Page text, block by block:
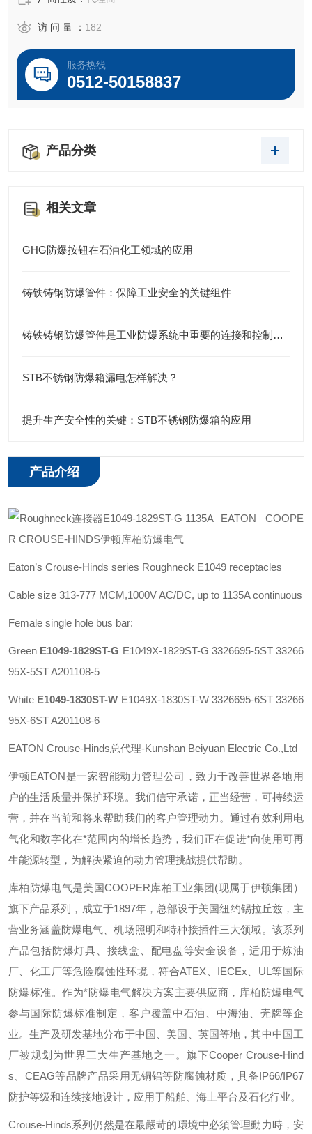
访 问 量 ： 182
服务热线
0512-50158837
产品分类
相关文章
GHG防爆按钮在石油化工领域的应用
铸铁铸钢防爆管件：保障工业安全的关键组件
铸铁铸钢防爆管件是工业防爆系统中重要的连接和控制元件
STB不锈钢防爆箱漏电怎样解决？
提升生产安全性的关键：STB不锈钢防爆箱的应用
产品介绍
EATON COOPE
R CROUSE-HINDS伊顿库柏防爆电气
Eaton’s Crouse-Hinds series Roughneck E1049 receptacles
Cable size 313-777 MCM,1000V AC/DC, up to 1135A continuous
Female single hole bus bar:
Green E1049-1829ST-G E1049X-1829ST-G 3326695-5ST 33266
95X-5ST A201108-5
White E1049-1830ST-W E1049X-1830ST-W 3326695-6ST 33266
95X-6ST A201108-6
EATON Crouse-Hinds总代理-Kunshan Beiyuan Electric Co.,Ltd
伊顿EATON是一家智能动力管理公司，致力于改善世界各地用
户的生活质量并保护环境。我们信守承诺，正当经营，可持续运
营，并在当前和将来帮助我们的客户管理动力。通过有效利用电
气化和数字化在*范围内的增长趋势，我们正在促进*向使用可再
生能源转型，为解决紧迫的动力管理挑战提供帮助。
库柏防爆电气是美国COOPER库柏工业集团(现属于伊顿集团）
旗下产品系列，成立于1897年，总部设于美国纽约锡拉丘兹，主
营业务涵盖防爆电气、机场照明和特种接插件三大领域。该系列
产品包括防爆灯具、接线盒、配电盘等安全设备，适用于炼油
厂、化工厂等危险腐蚀性环境，符合ATEX IECEx UL 等国际
防爆标准。作为*防爆电气解决方案主要供应商，库柏防爆电气
参与国际防爆标准制定，客户覆盖中石油、中海油、壳牌等企
业。生产及研发基地分布于中国、美国、英国等地，其中中国工
厂被规划为世界三大生产基地之一。旗下Cooper Crouse-Hind
s
CEAG等品牌产品采用无铜铝等防腐蚀材质，具备IP66/IP67
防护等级和连续接地设计，应用于船舶、海上平台及石化行业。
Crouse-Hinds系列仍然是在最嚴苛的環境中必須管理動力時，安